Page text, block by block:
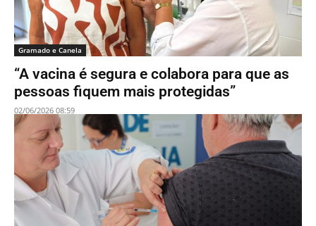
Gramado e Canela
“A vacina é segura e colabora para que as
pessoas fiquem mais protegidas”
02/06/2026 08:59